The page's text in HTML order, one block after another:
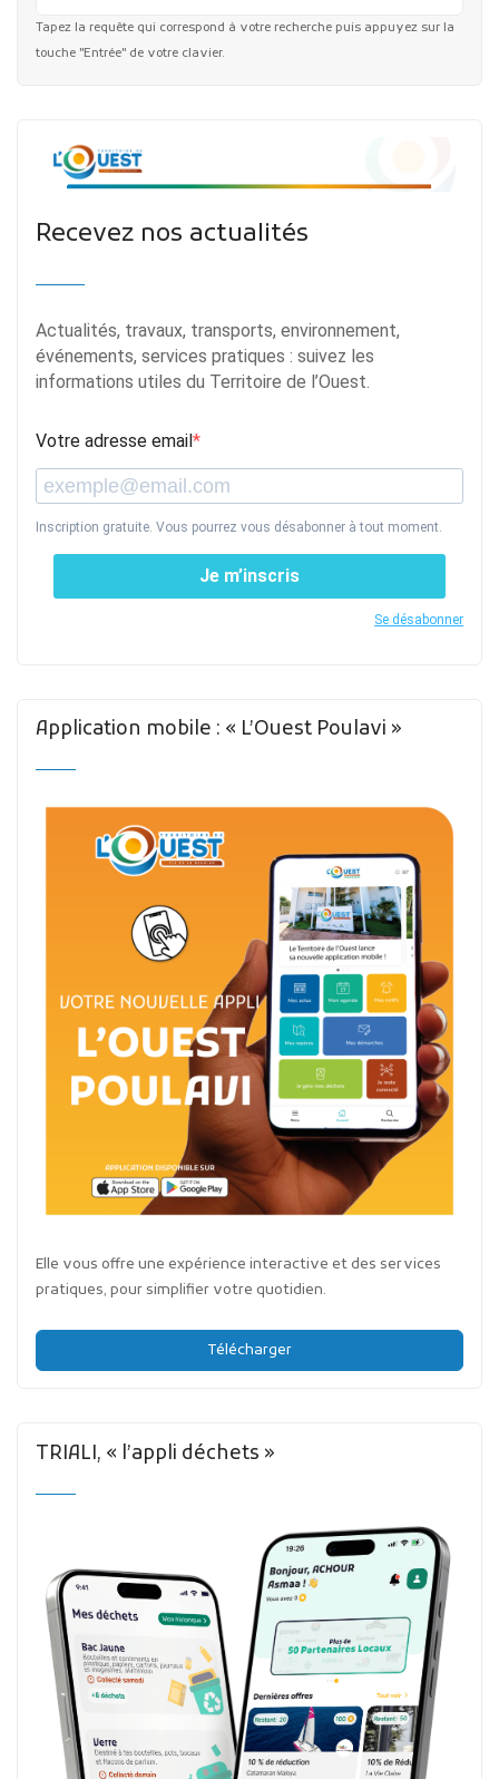
Tapez la requête qui correspond à votre recherche puis appuyez sur la
touche "Entrée" de votre clavier.
Recevez nos actualités
Actualités, travaux, transports, environnement,
événements, services pratiques : suivez les
informations utiles du Territoire de l’Ouest.
Votre adresse email
Inscription gratuite. Vous pourrez vous désabonner à tout moment.
Je m’inscris
Se désabonner
Application mobile : « L’Ouest Poulavi »
Elle vous offre une expérience interactive et des services
pratiques, pour simplifier votre quotidien.
Télécharger
TRIALI, « l’appli déchets »